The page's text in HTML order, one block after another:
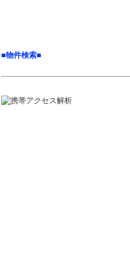
■物件検索■